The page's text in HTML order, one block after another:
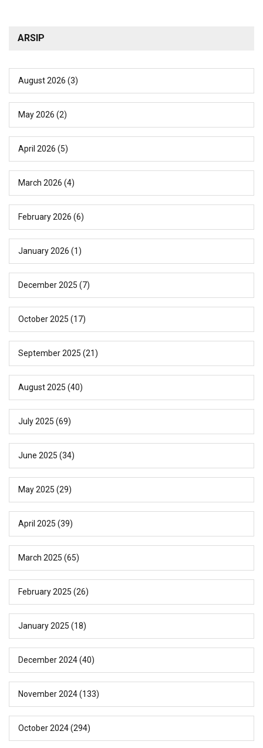
ARSIP
August 2026 (3)
May 2026 (2)
April 2026 (5)
March 2026 (4)
February 2026 (6)
January 2026 (1)
December 2025 (7)
October 2025 (17)
September 2025 (21)
August 2025 (40)
July 2025 (69)
June 2025 (34)
May 2025 (29)
April 2025 (39)
March 2025 (65)
February 2025 (26)
January 2025 (18)
December 2024(40)
November 2024(133)
October 2024(294)